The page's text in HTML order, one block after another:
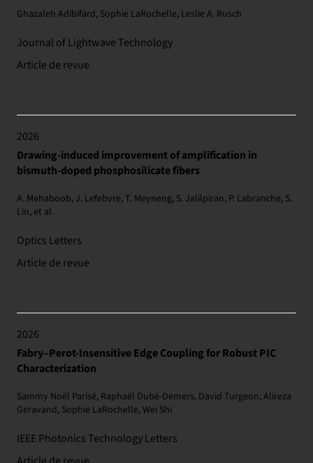
Ghazaleh Adibifard, Sophie LaRochelle, Leslie A. Rusch
Journal of Lightwave Technology
Article de revue
2026
Drawing-induced improvement of amplification in
bismuth-doped phosphosilicate fibers
A. Mehaboob, J. Lefebvre, T. Meyneng, S. Jalilpiran, P. Labranche, S.
Lin, et al.
Optics Letters
Article de revue
2026
Fabry–Perot-Insensitive Edge Coupling for Robust PIC
Characterization
Sammy Noël Parisé, Raphaël Dubé-Demers, David Turgeon, Alireza
Geravand, Sophie LaRochelle, Wei Shi
IEEE Photonics Technology Letters